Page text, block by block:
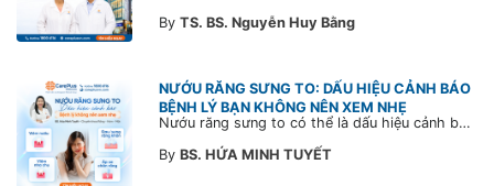
By TS. BS. Nguyễn Huy Bằng
NƯỚU RĂNG SƯNG TO: DẤU HIỆU CẢNH BÁO
BỆNH LÝ BẠN KHÔNG NÊN XEM NHẸ
Nướu răng sưng to có thể là dấu hiệu cảnh báo bệnh lý răng miệng. Cùng Bác sĩ CarePlus tìm hiểu nguyên nhân, triệu chứng và thời điểm cần đi khám bác sĩ trong bài viết dưới đây.
By BS. HỨA MINH TUYẾT